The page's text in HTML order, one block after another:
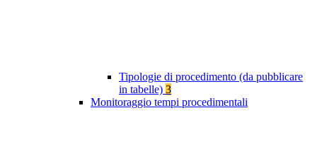
Tipologie di procedimento (da pubblicare
in tabelle) 3
Monitoraggio tempi procedimentali